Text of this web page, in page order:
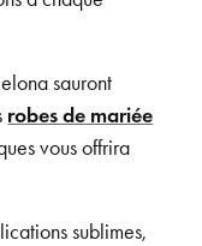
sauront
robes de mariée
vous offrira
sublimes,